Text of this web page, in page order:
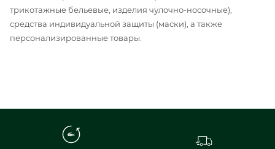
трикотажные бельевые, изделия чулочно-носочные),
средства индивидуальной защиты (маски), а также
персонализированные товары.